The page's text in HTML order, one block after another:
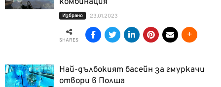
Избрано 23.01.2023
SHARES
Най-дълбокият басейн за гмуркачи
отвори в Полша